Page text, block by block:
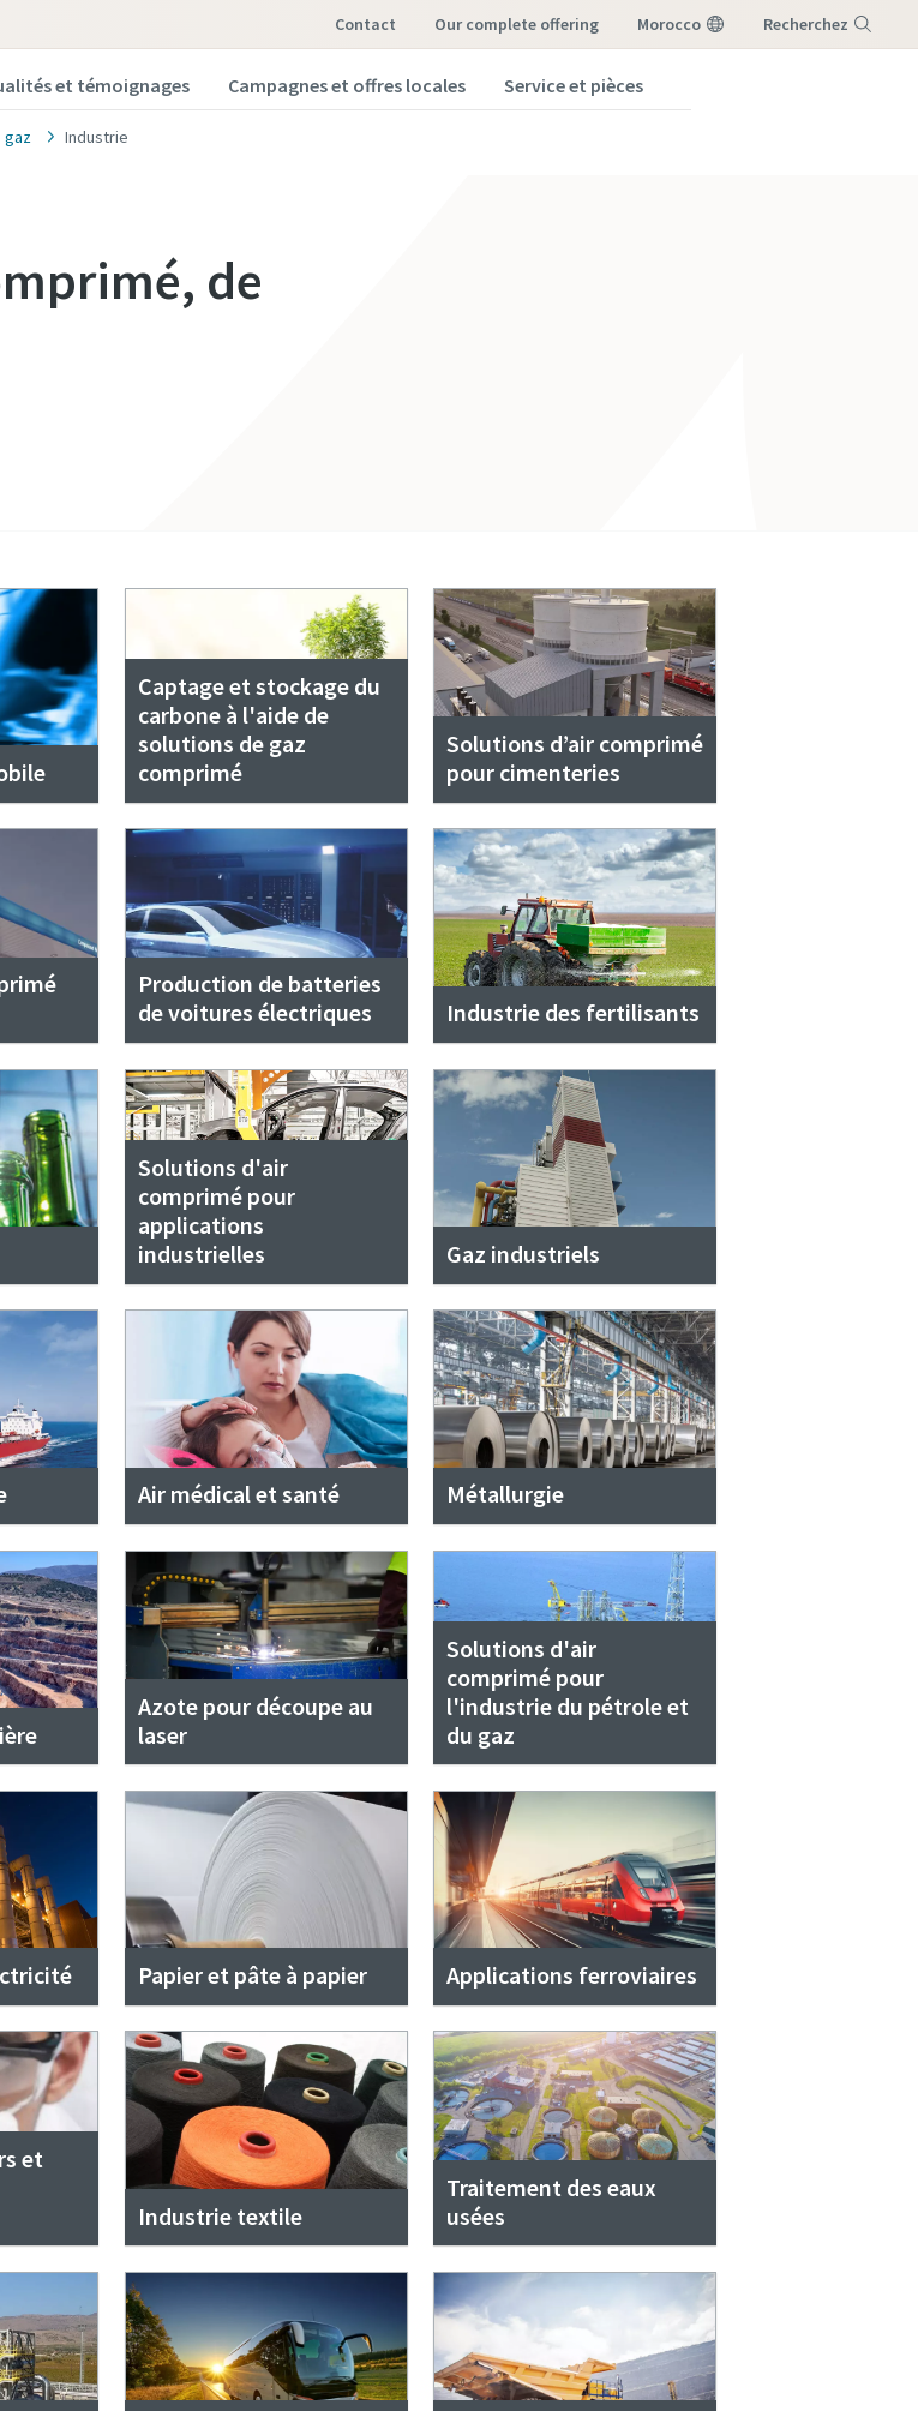
Contact our complete offering Morocco Recherchez
et témoignages Campagnes et offres locales Service et pièces
gaz Industrie
de
Captage et stockage du
carbone à l'aide de
solutions de gaz
comprimé
Solutions d’air comprimé
pour cimenteries
Production de batteries
de voitures électriques
Industrie des fertilisants
Solutions d'air
comprimé pour
applications
industrielles
Gaz industriels
Air médical et santé Métallurgie
Azote pour découpe au
laser
Solutions d'air
comprimé pour
l'industrie du pétrole et
du gaz
Papier et pâte à papier Applications ferroviaires
et
Industrie textile
Traitement des eaux
usées